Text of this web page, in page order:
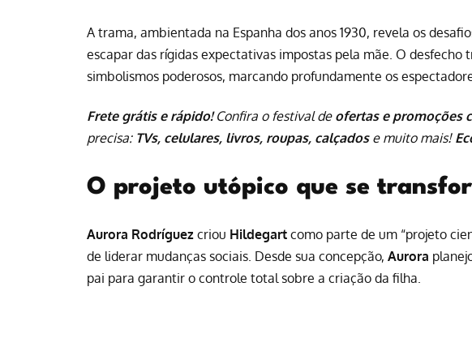
A trama, ambientada na Espanha dos anos 1930, revela os
escapar das rígidas expectativas impostas pela mãe. O desfecho
simbolismos poderosos, marcando profundamente os
Frete grátis e rápido!Confira o festival de ofertas e promoções
precisa: TVs, celulares, livros, roupas, calçadose muito mais!
O projeto utópico que se
Aurora Rodríguez criou Hildegart como parte de um “projeto
de liderar mudanças sociais. Desde sua concepção, Aurora
pai para garantir o controle total sobre a criação da filha.